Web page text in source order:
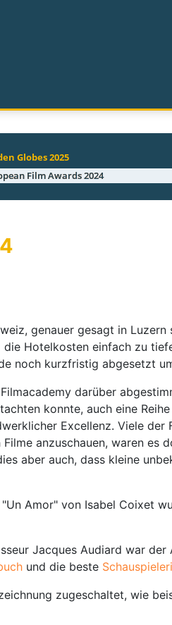
Globes 2025
Film Awards 2024
genauer gesagt in
Hotelkosten einfach zu
noch kurzfristig abgesetzt
darüber
konnte, auch eine
Excellenz. Viele
anzuschauen, waren
aber auch, dass kleine
Amor" von Isabel Coixet
Jacques Audiard war
und die beste
zugeschaltet, wie